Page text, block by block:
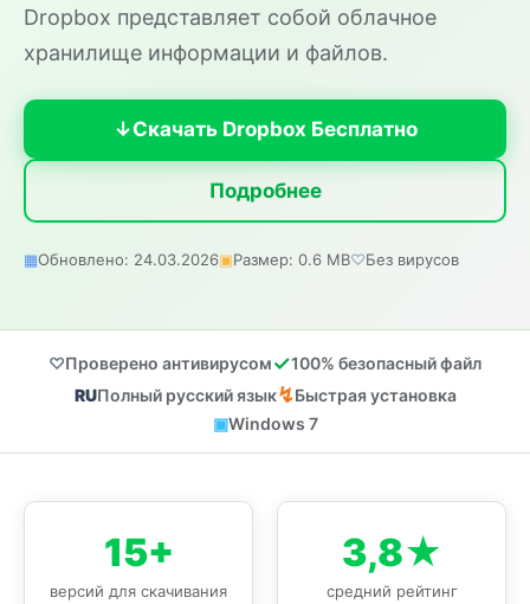
Dropbox представляет собой облачное
хранилище информации и файлов.
Скачать Dropbox Бесплатно
Подробнее
Обновлено: 24.03.2026 Размер: 0.6 MB Без вирусов
Проверено антивирусом
100% безопасный файл
Полный русский язык
Быстрая установка
Windows 7
15+
версий для скачивания
3,8★
средний рейтинг